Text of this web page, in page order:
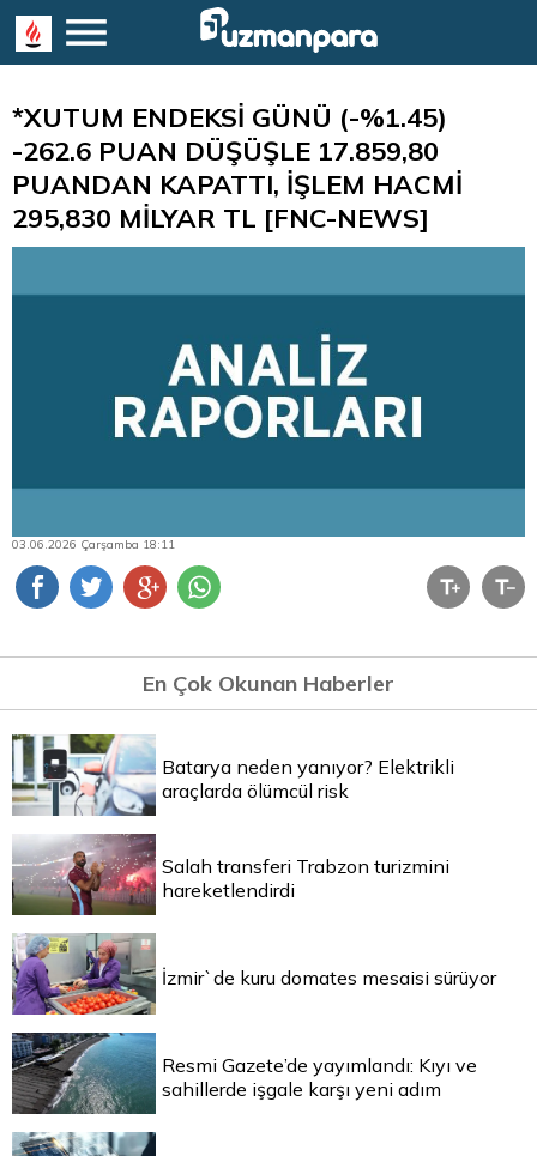
*XUTUM ENDEKSİ GÜNÜ (-%1.45)
-262.6 PUAN DÜŞÜŞLE 17.859,80
PUANDAN KAPATTI, İŞLEM HACMİ
295,830 MİLYAR TL [FNC-NEWS]
03.06.2026 Çarşamba 18:11
En Çok Okunan Haberler
Batarya neden yanıyor? Elektrikli
araçlarda ölümcül risk
Salah transferi Trabzon turizmini
hareketlendirdi
İzmir`de kuru domates mesaisi sürüyor
Resmi Gazete’de yayımlandı: Kıyı ve
sahillerde işgale karşı yeni adım